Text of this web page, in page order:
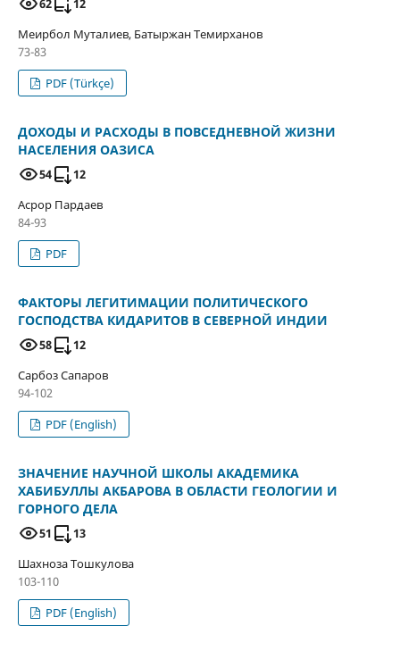
62
12
Меирбол Муталиев, Батыржан Темирханов
73-83
PDF (Türkçe)
ДОХОДЫ И РАСХОДЫ В ПОВСЕДНЕВНОЙ ЖИЗНИ
НАСЕЛЕНИЯ ОАЗИСА
54
12
Асрор Пардаев
84-93
PDF
ФАКТОРЫ ЛЕГИТИМАЦИИ ПОЛИТИЧЕСКОГО
ГОСПОДСТВА КИДАРИТОВ В СЕВЕРНОЙ ИНДИИ
58
12
Сарбоз Сапаров
94-102
PDF (English)
ЗНАЧЕНИЕ НАУЧНОЙ ШКОЛЫ АКАДЕМИКА
ХАБИБУЛЛЫ АКБАРОВА В ОБЛАСТИ ГЕОЛОГИИ И
ГОРНОГО ДЕЛА
51
13
Шахноза Тошкулова
103-110
PDF (English)